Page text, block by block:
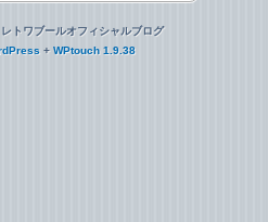
トワブールオフィシャルブログ
+ WPtouch 1.9.38